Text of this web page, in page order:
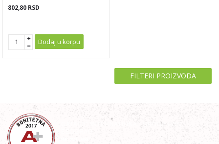
802,80 RSD
Dodaj u korpu
FILTERI PROIZVODA